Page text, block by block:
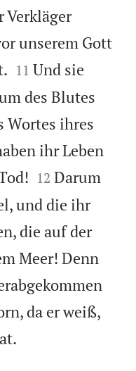
Verkläger
unserem Gott


11 Und sie
des Blutes
Wortes ihres
ihr Leben


12 Darum
und die ihr
die auf der
Meer! Denn
da er weiß,